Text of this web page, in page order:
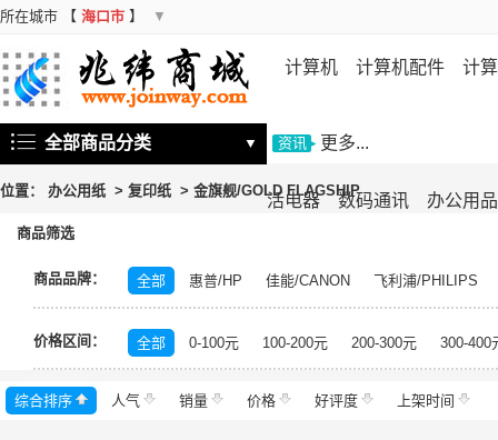
所在城市 【 海口市 】 ▼
计算机 计算机配件 计
机 存储设备
活电器 数码通讯 办公用品
全部商品分类 ▼ 资讯 更多...
位置： 办公用纸 > 复印纸 > 金旗舰/GOLD FLAGSHIP
商品筛选
商品品牌： 全部 惠普/HP 佳能/CANON
飞利浦/PHILIPS
中福/ZHFOR
百顺/bison 映美/Jolimark
理想/
百旺/PaperOne
晨光/M&G
高品乐/GOLDEN
未来世界
得印/befon 科思特 高品乐
理想之
岳阳楼至尊
天将 亚太森博 丽印 金锐
价格区间： 全部 0-100元 100-200元 200-300元 300-400
综合排序 人气 销量 价格 好评度 上架时间